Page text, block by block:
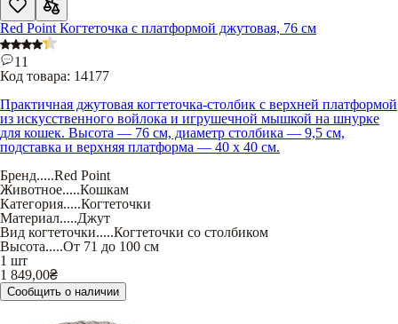
Red Point Когтеточка с платформой джутовая, 76 см
11
Код товара: 14177
Практичная джутовая когтеточка-столбик с верхней платформой
из искусственного войлока и игрушечной мышкой на шнурке
для кошек. Высота — 76 см, диаметр столбика — 9,5 см,
подставка и верхняя платформа — 40 х 40 см.
Бренд.....Red Point
Животное.....Кошкам
Категория.....Когтеточки
Материал.....Джут
Вид когтеточки.....Когтеточки со столбиком
Высота.....От 71 до 100 см
1 шт
1 849,00₴
Сообщить о наличии